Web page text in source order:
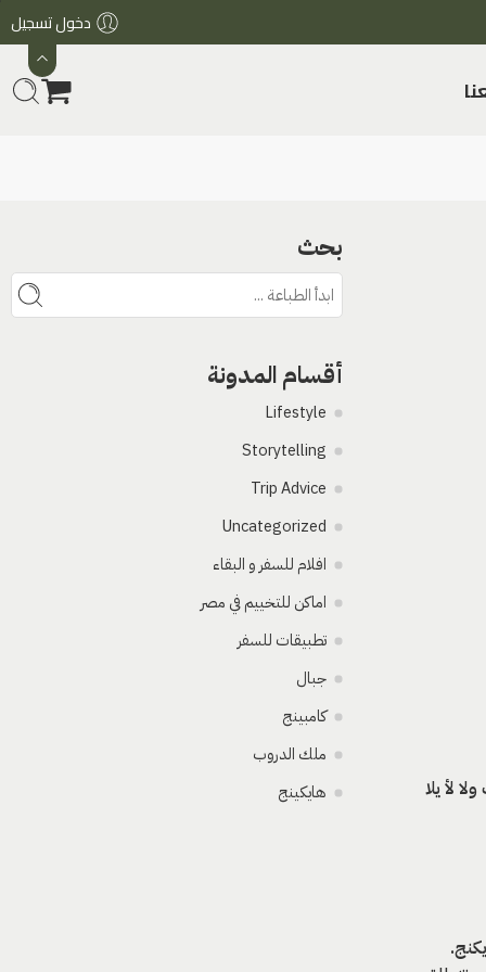
دخول تسجيل
لأ يلا
بحث
أقسام المدونة
Lifestyle
Storytelling
Trip Advice
Uncategorized
افلام للسفر و البقاء
اماكن للتخييم في مصر
تطبيقات للسفر
جبال
كامبينج
ملك الدروب
هايكينج